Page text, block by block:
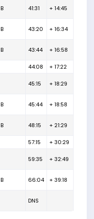
B 41:31 + 14:45
B 43:20 + 16:34
B 43:44 + 16:58
44:08 + 17:22
45:15 + 18:29
B 45:44 + 18:58
B 48:15 + 21:29
57:15 + 30:29
59:35 + 32:49
B 66:04 + 39:18
DNS